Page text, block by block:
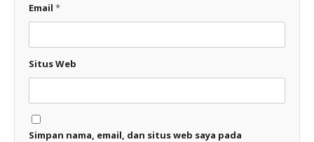
Email *
Situs Web
Simpan nama, email, dan situs web saya pada